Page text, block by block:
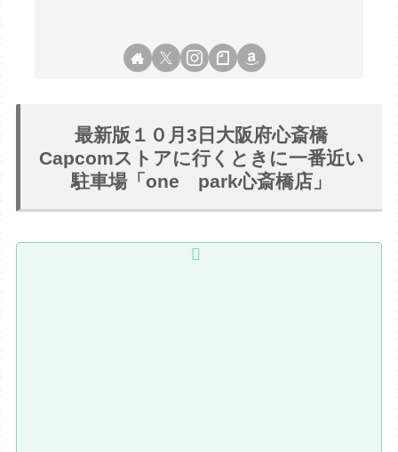
最新版１０月3日大阪府心斎橋
Capcomストアに行くときに一番近い
駐車場「one park心斎橋店」